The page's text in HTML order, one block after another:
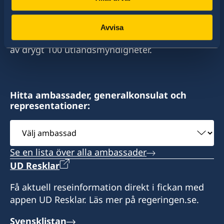
Avvisa
stort sett alla stater i världen. I ungefär hälften
av dessa stater har Sverige ambassader och
konsulat. Sveriges utrikesrepresentation består
av drygt 100 utlandsmyndigheter.
Hitta ambassader, generalkonsulat och
representationer:
Välj
ambassad
Se en lista över alla ambassader
UD Resklar
Få aktuell reseinformation direkt i fickan med
appen UD Resklar. Läs mer på regeringen.se.
Svensklistan